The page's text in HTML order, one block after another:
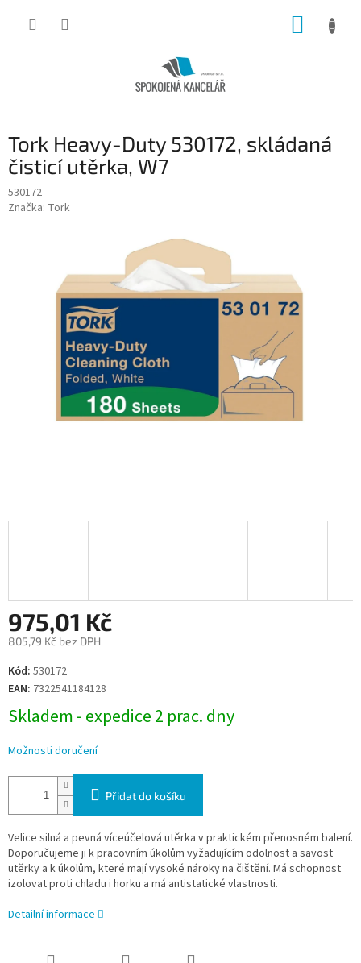
Tork Heavy-Duty 530172, skládaná
čisticí utěrka, W7
530172
Značka: Tork
975,01 Kč
805,79 Kč bez DPH
Měrná
cena:
Kód: 530172
EAN: 7322541184128
Skladem - expedice 2 prac. dny
Možnosti doručení
Přidat do košíku
Velice silná a pevná víceúčelová utěrka v praktickém přenosném balení.
Doporučujeme ji k pracovním úkolům vyžadujícím odolnost a savost
utěrky a k úkolům, které mají vysoké nároky na čištění. Má schopnost
izolovat proti chladu i horku a má antistatické vlastnosti.
Detailní informace